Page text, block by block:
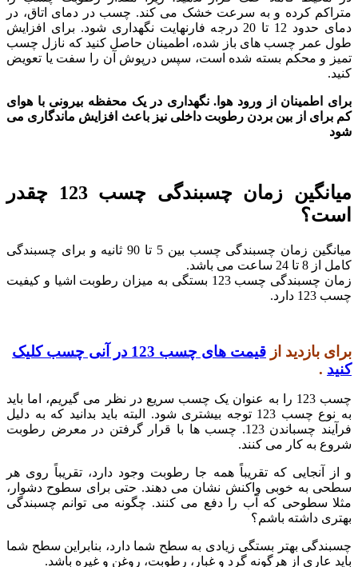
متراکم کرده و به سرعت خشک می کند. چسب در دمای اتاق، در
دمای حدود 12 تا 20 درجه فارنهایت نگهداری شود. برای افزایش
طول عمر چسب های باز شده، اطمینان حاصل کنید که نازل چسب
تمیز و محکم بسته شده است، سپس درپوش آن را سفت یا تعویض
کنید.
برای اطمینان از ورود هوا. نگهداری در یک محفظه بیرونی با هوای
کم برای از بین بردن رطوبت داخلی نیز باعث افزایش ماندگاری می
شود
میانگین زمان چسبندگی چسب 123 چقدر
است؟
میانگین زمان چسبندگی چسب بین 5 تا 90 ثانیه و برای چسبندگی
کامل از 8 تا 24 ساعت می باشد.
زمان چسبندگی چسب 123 بستگی به میزان رطوبت اشیا و کیفیت
چسب 123 دارد.
برای بازدید از
قیمت های چسب 123 در آنی چسب کلیک
کنید .
چسب 123 را به عنوان یک چسب سریع در نظر می گیریم، اما باید
به نوع چسب 123 توجه بیشتری شود. البته باید بدانید که به دلیل
فرآیند چسباندن 123. چسب ها با قرار گرفتن در معرض رطوبت
شروع به کار می کنند.
و از آنجایی که تقریباً همه جا رطوبت وجود دارد، تقریباً روی هر
سطحی به خوبی واکنش نشان می دهند. حتی برای سطوح دشوار،
مثلا سطوحی که آب را دفع می کنند. چگونه می توانم چسبندگی
بهتری داشته باشم؟
چسبندگی بهتر بستگی زیادی به سطح شما دارد، بنابراین سطح شما
باید عاری از هرگونه گرد و غبار، رطوبت، روغن و غیره باشد.